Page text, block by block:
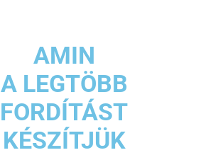
AMIN
A LEGTÖBB
FORDÍTÁST
KÉSZÍTJÜK